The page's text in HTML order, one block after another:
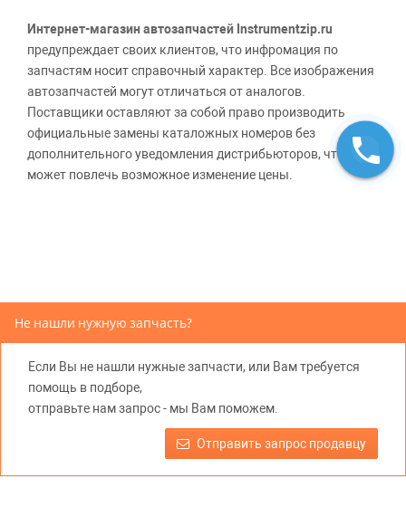
Интернет-магазин автозапчастей Instrumentzip.ru
предупреждает своих клиентов, что инфромация по
запчастям носит справочный характер. Все изображения
автозапчастей могут отличаться от аналогов.
Поставщики оставляют за собой право производить
официальные замены каталожных номеров без
дополнительного уведомления дистрибьюторов, что
может повлечь возможное изменение цены.
предлагаемых к продаже запасных частей для
правообладателей указанных товарных знаков.
Требование предоставлять покупателю необходимую и
достоверную информацию о товаре, предлагаемом к
продаже, обеспечивающую возможность их правильного
выбора возложено на продавца (изготовителя) Законом
«О защите прав потребителей».
Не нашли нужную запчасть?
Если Вы не нашли нужные запчасти, или Вам требуется
помощь в подборе,
отправьте нам запрос - мы Вам поможем.
Отправить запрос продавцу